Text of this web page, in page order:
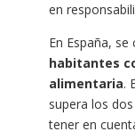
en
En España, se
habitantes
alimentaria.
supera los
tener en